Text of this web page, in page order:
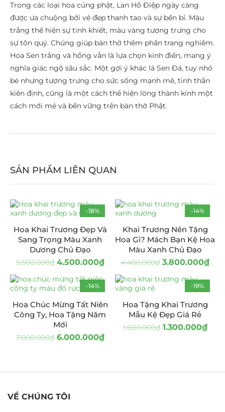
Trong các loại hoa cúng phật, Lan Hồ Điệp ngày càng
được ưa chuộng bởi vẻ đẹp thanh tao và sự bền bỉ. Màu
trắng thể hiện sự tinh khiết, màu vàng tượng trưng cho
sự tôn quý. Chúng giúp bàn thờ thêm phần trang nghiêm.
Hoa Sen trắng và hồng vẫn là lựa chọn kinh điển, mang ý
nghĩa giác ngộ sâu sắc. Một gợi ý khác là Sen Đá, tuy nhỏ
bé nhưng tượng trưng cho sức sống mạnh mẽ, tinh thần
kiên định, cũng là một cách thể hiện lòng thành kính một
cách mới mẻ và bền vững trên bàn thờ Phật.
SẢN PHẨM LIÊN QUAN
-18%
Hoa Khai Trương Đẹp Và
Sang Trọng Màu Xanh
Dương Chủ Đạo
5.500.000₫ 4.500.000₫
-14%
Khai Trương Nên Tặng
Hoa Gì? Mách Bạn Kệ Hoa
Màu Xanh Chủ Đạo
4.400.000₫ 3.800.000₫
-14%
Hoa Chúc Mừng Tất Niên
Công Ty, Hoa Tặng Năm
Mới
7.000.000₫ 6.000.000₫
-19%
Hoa Tặng Khai Trương
Mẫu Kệ Đẹp Giá Rẻ
1.600.000₫ 1.300.000₫
VỀ CHÚNG TÔI